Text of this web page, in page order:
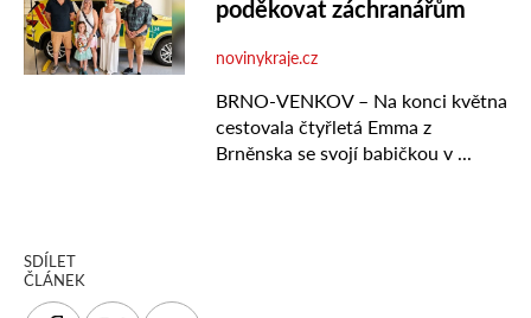
SDÍLET
ČLÁNEK